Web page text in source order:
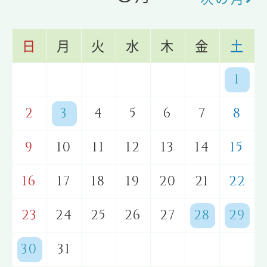
日 月 火 水 木 金 土
1
2
3 4 5 6 7
8
9
10 11 12 13 14
15
16
17 18 19 20 21
22
23
24 25 26 27 28
29
30
31